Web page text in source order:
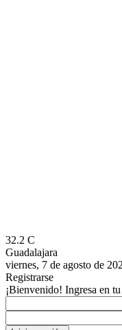
32.2 C
Guadalajara
viernes, 7 de agosto de
Registrarse
¡Bienvenido! Ingresa en tu